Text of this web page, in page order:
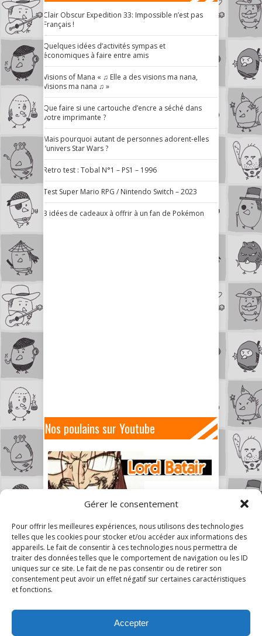
Gérer le consentement
Pour offrir les meilleures expériences, nous utilisons des technologies
telles que les cookies pour stocker et/ou accéder aux informations des
appareils. Le fait de consentir à ces technologies nous permettra de
traiter des données telles que le comportement de navigation ou les ID
uniques sur ce site. Le fait de ne pas consentir ou de retirer son
consentement peut avoir un effet négatif sur certaines caractéristiques
et fonctions.
Accepter
Clair Obscur Expedition 33: Impossible n’est pas
Français !
Quelques idées d’activités sympas et
économiques à faire entre amis
Visions of Mana « ♫ Elle a des visions ma nana,
Visions ma nana ♫ »
Que faire si une cartouche d’encre a séché dans
votre imprimante ?
Mais pourquoi autant de personnes adorent-elles
l’univers Star Wars ?
Retro test : Tobal N°1 – PS1 – 1996
Test Super Mario RPG / Nintendo Switch – 2023
3 idées de cadeaux à offrir à un fan de Pokémon
Nos poulains sur Youtube